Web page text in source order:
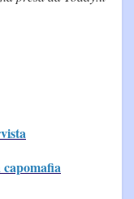
capomafia